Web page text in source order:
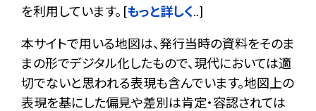
を利用しています。 [もっと詳しく..]
本サイトで用いる地図は、発行当時の資料をそのま
まの形でデジタル化したもので、現代においては適
切でないと思われる表現も含んでいます。地図上の
表現を基にした偏見や差別は肯定・容認されては